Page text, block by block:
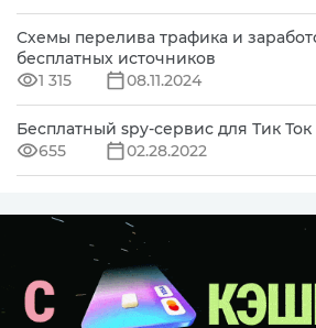
Схемы перелива трафика и
бесплатных источников
1 315
08.11.2024
Бесплатный spy-сервис для Тик Ток
655
02.28.2022